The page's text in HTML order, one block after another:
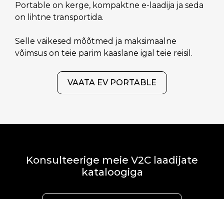
Portable on kerge, kompaktne e-laadija ja seda
on lihtne transportida.
Selle väikesed mõõtmed ja maksimaalne
võimsus on teie parim kaaslane igal teie reisil.
VAATA EV PORTABLE
Konsulteerige meie V2C laadijate
kataloogiga